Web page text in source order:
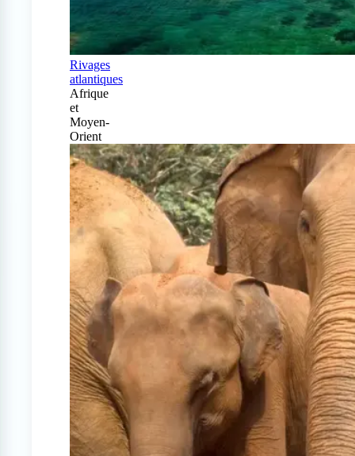
Rivages
atlantiques
Afrique
et
Moyen-
Orient